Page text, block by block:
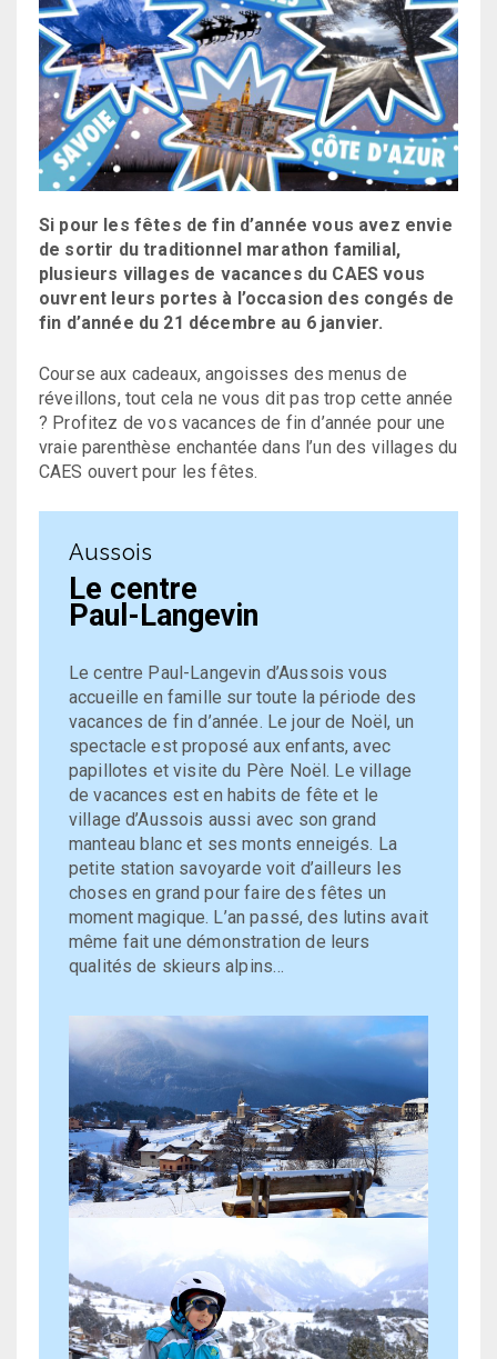
Si pour les fêtes de fin d’année vous avez envie
de sortir du traditionnel marathon familial,
plusieurs villages de vacances du CAES vous
ouvrent leurs portes à l’occasion des congés de
fin d’année du 21 décembre au 6 janvier.
Course aux cadeaux, angoisses des menus de
réveillons, tout cela ne vous dit pas trop cette année
? Profitez de vos vacances de fin d’année pour une
vraie parenthèse enchantée dans l’un des villages du
CAES ouvert pour les fêtes.
Aussois
Le centre
Paul-Langevin
Le centre Paul-Langevin d’Aussois vous
accueille en famille sur toute la période des
vacances de fin d’année. Le jour de Noël, un
spectacle est proposé aux enfants, avec
papillotes et visite du Père Noël. Le village
de vacances est en habits de fête et le
village d’Aussois aussi avec son grand
manteau blanc et ses monts enneigés. La
petite station savoyarde voit d’ailleurs les
choses en grand pour faire des fêtes un
moment magique. L’an passé, des lutins avait
même fait une démonstration de leurs
qualités de skieurs alpins…